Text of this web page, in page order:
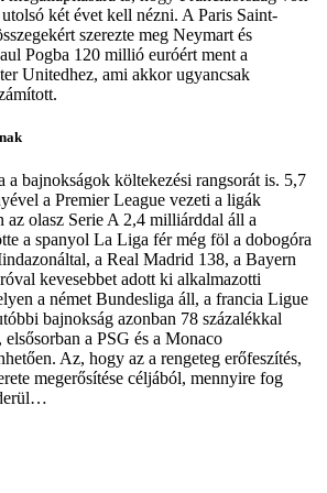
két évet kell nézni. A Paris Saint-
szerezte meg Neymart és
Pogba 120 millió euróért ment a
Unitedhez, ami akkor ugyancsak
bajnokságok költekezési rangsorát is. 5,7
a Premier League vezeti a ligák
az olasz Serie A 2,4 milliárddal áll a
a spanyol La Liga fér még föl a dobogóra
a Real Madrid 138, a Bayern
kevesebbet adott ki alkalmazotti
a német Bundesliga áll, a francia Ligue
bajnokság azonban 78 százalékkal
a PSG és a Monaco
Az, hogy az a rengeteg erőfeszítés,
megerősítése céljából, mennyire fog